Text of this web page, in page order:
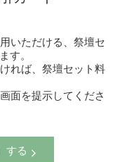
いただける、祭壇セ
す。
れば、祭壇セット料
面を提示してくださ
する